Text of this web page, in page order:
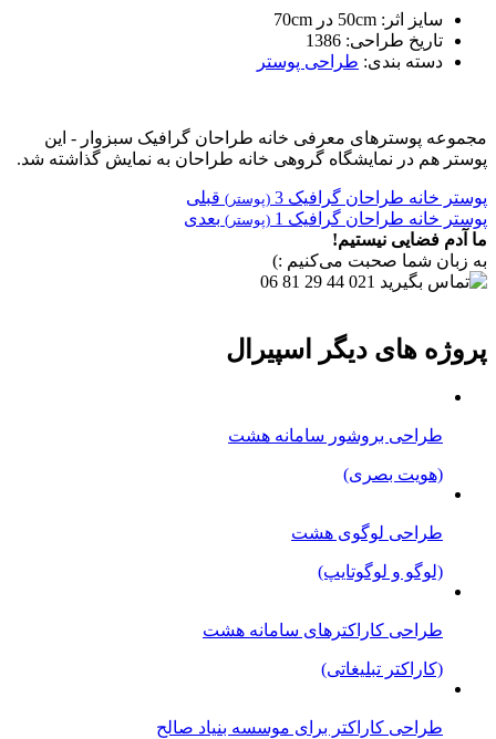
سایز اثر:
تاریخ طراحی:
دسته بندی: طراحی پوستر
مجموعه پوسترهای معرفی خانه طراحان گرافیک سبزوار - این
پوستر هم در نمایشگاه گروهی خانه طراحان به نمایش گذاشته شد.
پوستر خانه طراحان گرافیک 3 (پوستر) قبلی
پوستر خانه طراحان گرافیک 1
(پوستر) بعدی
ما آدم فضایی نیستیم!
به زبان شما صحبت می‌کنیم :)
پروژه های دیگر اسپیرال
طراحی بروشور سامانه هشت
(هویت بصری)
طراحی لوگوی هشت
(لوگو و لوگوتایپ)
طراحی کاراکترهای سامانه هشت
(کاراکتر تبلیغاتی)
طراحی کاراکتر برای موسسه بنیاد صالح